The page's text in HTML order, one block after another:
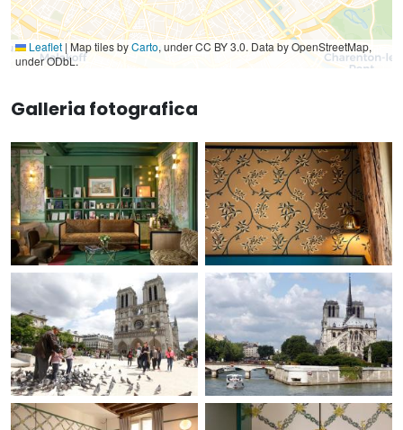
Leaflet | Map tiles byCarto, under CC BY 3.0. Data by OpenStreetMap,
under ODbL.
Galleria fotografica